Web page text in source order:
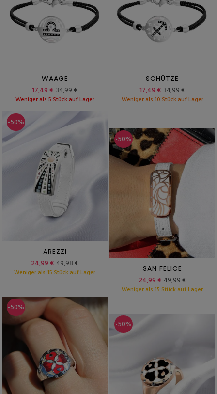
WAAGE
17,49 € 34,99 €
Weniger als 5 Stück auf Lager
SCHÜTZE
17,49 € 34,99 €
Weniger als 10 Stück auf Lager
-50%
AREZZI
24,99 € 49,98 €
Weniger als 15 Stück auf Lager
-50%
SAN FELICE
24,99 € 49,99 €
Weniger als 15 Stück auf Lager
-50%
-50%